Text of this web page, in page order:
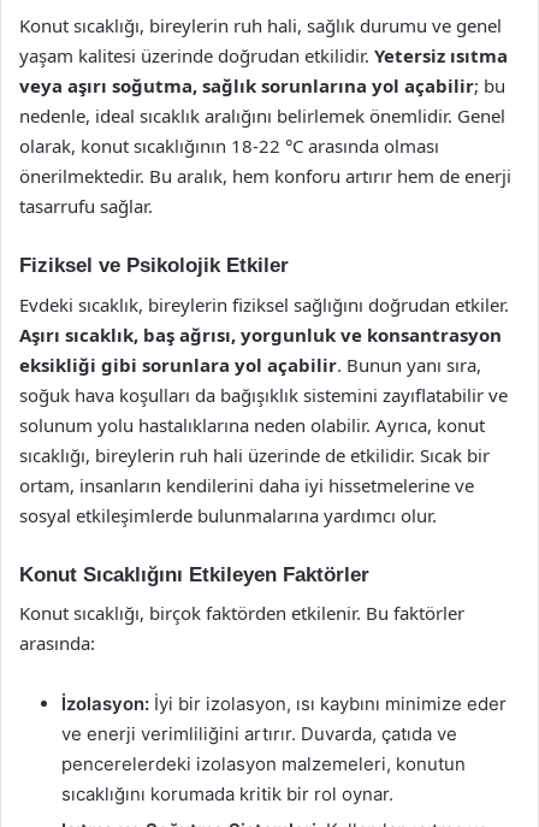
Konut sıcaklığı, bireylerin ruh hali, sağlık durumu ve genel
yaşam kalitesi üzerinde doğrudan etkilidir. Yetersiz ısıtma
veya aşırı soğutma, sağlık sorunlarına yol açabilir; bu
nedenle, ideal sıcaklık aralığını belirlemek önemlidir. Genel
olarak, konut sıcaklığının 18-22 °C arasında olması
önerilmektedir. Bu aralık, hem konforu artırır hem de enerji
tasarrufu sağlar.
Fiziksel ve Psikolojik Etkiler
Evdeki sıcaklık, bireylerin fiziksel sağlığını doğrudan etkiler.
Aşırı sıcaklık, baş ağrısı, yorgunluk ve konsantrasyon
eksikliği gibi sorunlara yol açabilir. Bunun yanı sıra,
soğuk hava koşulları da bağışıklık sistemini zayıflatabilir ve
solunum yolu hastalıklarına neden olabilir. Ayrıca, konut
sıcaklığı, bireylerin ruh hali üzerinde de etkilidir. Sıcak bir
ortam, insanların kendilerini daha iyi hissetmelerine ve
sosyal etkileşimlerde bulunmalarına yardımcı olur.
Konut Sıcaklığını Etkileyen Faktörler
Konut sıcaklığı, birçok faktörden etkilenir. Bu faktörler
arasında:
İzolasyon: İyi bir izolasyon, ısı kaybını minimize eder
ve enerji verimliliğini artırır. Duvarda, çatıda ve
pencerelerdeki izolasyon malzemeleri, konutun
sıcaklığını korumada kritik bir rol oynar.